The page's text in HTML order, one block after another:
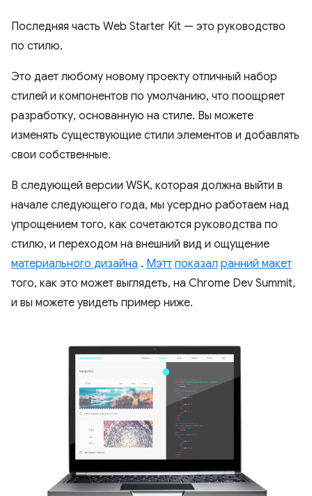
Последняя часть Web Starter Kit — это руководство
по стилю.
Это дает любому новому проекту отличный набор
стилей и компонентов по умолчанию, что поощряет
разработку, основанную на стиле. Вы можете
изменять существующие стили элементов и добавлять
свои собственные.
В следующей версии WSK, которая должна выйти в
начале следующего года, мы усердно работаем над
упрощением того, как сочетаются руководства по
стилю, и переходом на внешний вид и ощущение
материального дизайна . Мэтт показал ранний макет
того, как это может выглядеть, на Chrome Dev Summit,
и вы можете увидеть пример ниже.